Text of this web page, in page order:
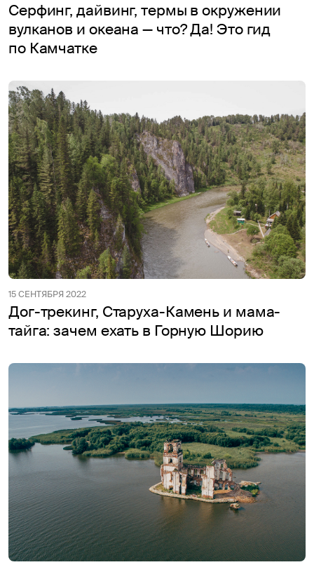
Серфинг, дайвинг, термы в окружении
вулканов и океана — что? Да! Это гид
по Камчатке
15 СЕНТЯБРЯ 2022
Дог-трекинг, Старуха-Камень и мама-
тайга: зачем ехать в Горную Шорию